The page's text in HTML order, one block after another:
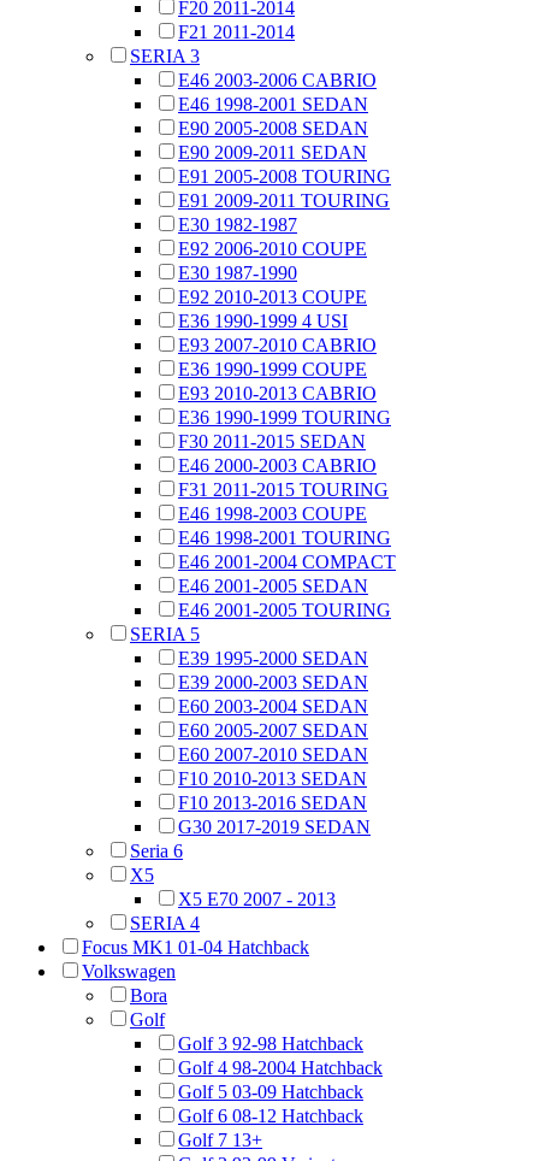
F20 2011-2014
F21 2011-2014
SERIA 3
E46 2003-2006 CABRIO
E46 1998-2001 SEDAN
E90 2005-2008 SEDAN
E90 2009-2011 SEDAN
E91 2005-2008 TOURING
E91 2009-2011 TOURING
E30 1982-1987
E92 2006-2010 COUPE
E30 1987-1990
E92 2010-2013 COUPE
E36 1990-1999 4 USI
E93 2007-2010 CABRIO
E36 1990-1999 COUPE
E93 2010-2013 CABRIO
E36 1990-1999 TOURING
F30 2011-2015 SEDAN
E46 2000-2003 CABRIO
F31 2011-2015 TOURING
E46 1998-2003 COUPE
E46 1998-2001 TOURING
E46 2001-2004 COMPACT
E46 2001-2005 SEDAN
E46 2001-2005 TOURING
SERIA 5
E39 1995-2000 SEDAN
E39 2000-2003 SEDAN
E60 2003-2004 SEDAN
E60 2005-2007 SEDAN
E60 2007-2010 SEDAN
F10 2010-2013 SEDAN
F10 2013-2016 SEDAN
G30 2017-2019 SEDAN
Seria 6
X5
X5 E70 2007 - 2013
SERIA 4
Focus MK1 01-04 Hatchback
Volkswagen
Bora
Golf
Golf 3 92-98 Hatchback
Golf 4 98-2004 Hatchback
Golf 5 03-09 Hatchback
Golf 6 08-12 Hatchback
Golf 7 13+